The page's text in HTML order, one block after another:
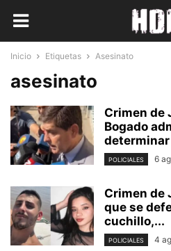
Inicio Etiquetas Asesinato
asesinato
Crimen de
Bogado
determinar
POLICIALES 6
Crimen de
que se
cuchillo,...
POLICIALES 4